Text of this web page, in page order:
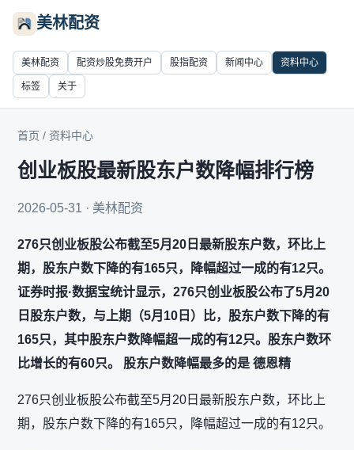
美林配资
美林配资 配资炒股免费开户 股指配资 新闻中心 资料中心
标签 关于
首页 / 资料中心
创业板股最新股东户数降幅排行榜
2026-05-31 · 美林配资
276只创业板股公布截至5月20日最新股东户数，环比上
期，股东户数下降的有165只，降幅超过一成的有12只。
证券时报·数据宝统计显示，276只创业板股公布了5月20
日股东户数，与上期（5月10日）比，股东户数下降的有
165只，其中股东户数降幅超一成的有12只。股东户数环
比增长的有60只。 股东户数降幅最多的是 德恩精
276只创业板股公布截至5月20日最新股东户数，环比上
期，股东户数下降的有165只，降幅超过一成的有12只。